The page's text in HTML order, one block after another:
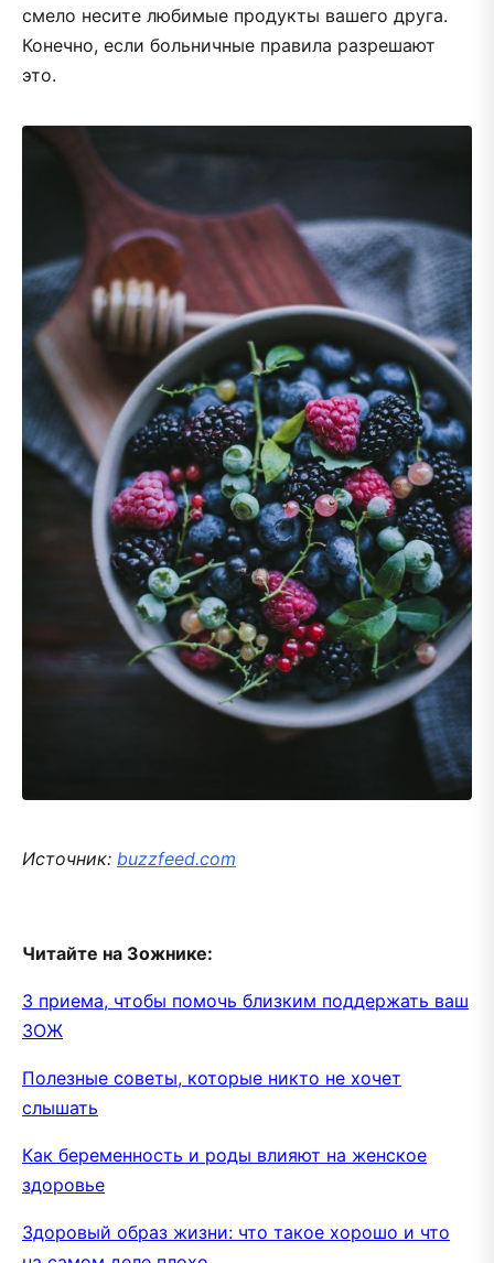
смело несите любимые продукты вашего друга.
Конечно, если больничные правила разрешают
это.
Источник: buzzfeed.com
Читайте на Зожнике:
3 приема, чтобы помочь близким поддержать ваш
ЗОЖ
Полезные советы, которые никто не хочет
слышать
Как беременность и роды влияют на женское
здоровье
Здоровый образ жизни: что такое хорошо и что